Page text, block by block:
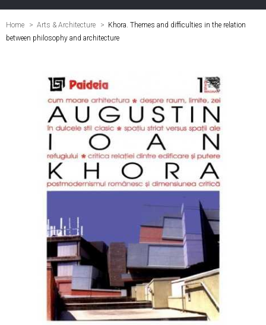
Home Arts & Architecture > Khora. Themes and difficulties in the relation
between philosophy and architecture
View larger